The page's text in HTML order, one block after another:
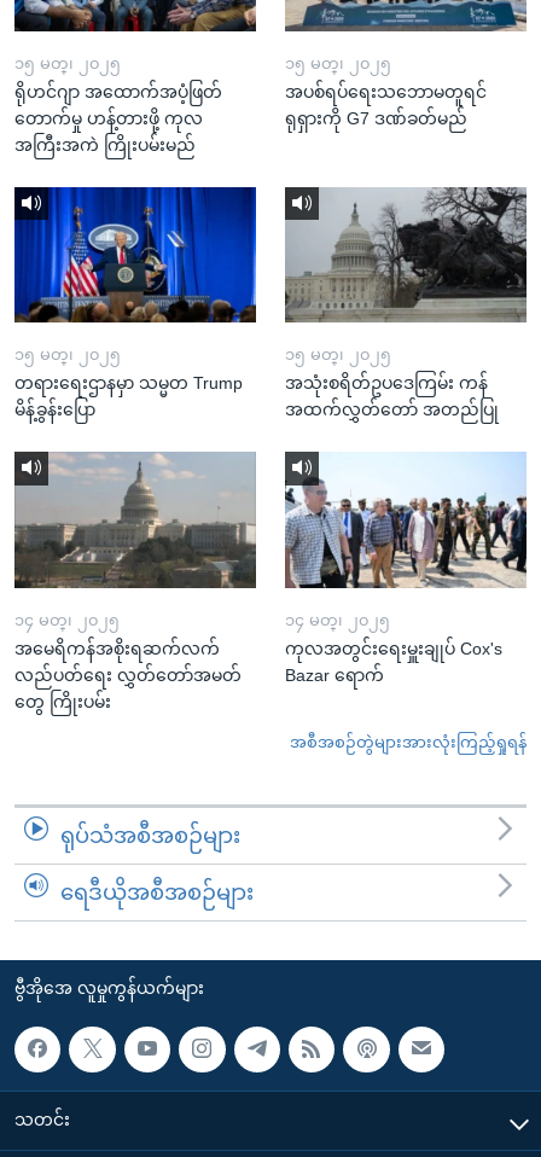
၁၅ မတ္၊ ၂၀၂၅
ရိုဟင်ဂျာ အထောက်အပံ့ဖြတ်
တောက်မှု ဟန့်တားဖို့ ကုလ
အကြီးအကဲ ကြိုးပမ်းမည်
၁၅ မတ္၊ ၂၀၂၅
အပစ်ရပ်ရေးသဘောမတူရင်
ရုရှားကို G7 ဒဏ်ခတ်မည်
၁၅ မတ္၊ ၂၀၂၅
တရားရေးဌာနမှာ သမ္မတ Trump
မိန့်ခွန်းပြော
၁၅ မတ္၊ ၂၀၂၅
အသုံးစရိတ်ဥပဒေကြမ်း ကန်
အထက်လွှတ်တော် အတည်ပြု
၁၄ မတ္၊ ၂၀၂၅
အမေရိကန်အစိုးရဆက်လက်
လည်ပတ်ရေး လွှတ်တော်အမတ်
တွေ ကြိုးပမ်း
၁၄ မတ္၊ ၂၀၂၅
ကုလအတွင်းရေးမှူးချုပ် Cox's
Bazar ရောက်
အစီအစဉ်တွဲများအားလုံးကြည့်ရှုရန်
ရုပ်သံအစီအစဉ်များ
ရေဒီယိုအစီအစဉ်များ
ဗွီအိုအေ လူမှုကွန်ယက်များ
သတင်း